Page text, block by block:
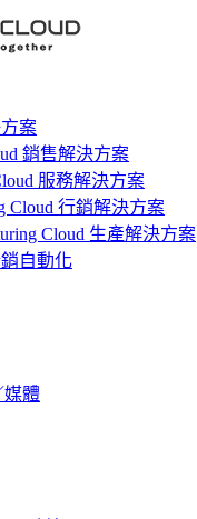
方案
銷售解決方案
服務解決方案
Cloud 行銷解決方案
Cloud 生產解決方案
銷自動化
媒體